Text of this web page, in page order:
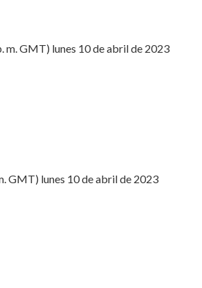
m. GMT) lunes 10 de abril de 2023
GMT) lunes 10 de abril de 2023